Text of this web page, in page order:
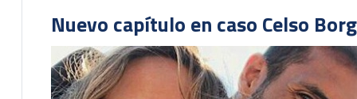
Nuevo capítulo en caso Celso